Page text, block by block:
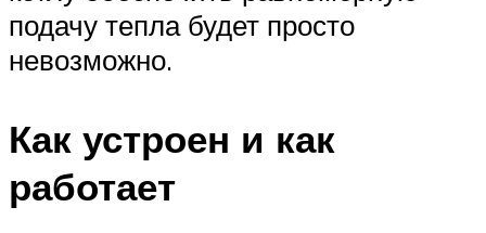
подачу тепла будет просто
невозможно.
Как устроен и как
работает